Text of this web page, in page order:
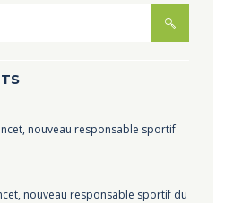
nouveau responsable sportif
nouveau responsable sportif du